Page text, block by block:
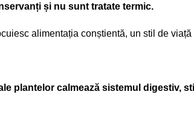
și nu sunt tratate termic.
alimentația conștientă, un stil de
plantelor calmează sistemul digestiv,